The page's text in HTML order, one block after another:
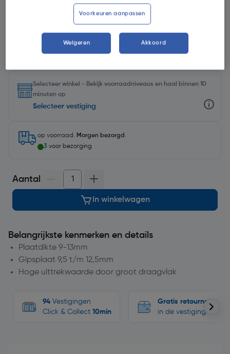
Kies productvariant
Selecteer winkel - Bekijk voorraadniveaus en haal binnen 10
minuten op
Selecteer vestiging
op voorraad. Morgen bezorgd .
3 voor bezorging
Aantal
In winkelwagen
Belangrijkste kenmerken en details
Plaatdikte 9-13mm
Gipsplaat 9,5 t/m 12,5mm
Hoge uittrekwaarde door groot draagvlak
94 Vestigingen
Click & Collect 10min
Gratis retourneren
in de vestigingen
Voorkeuren aanpassen
Weigeren Akkoord